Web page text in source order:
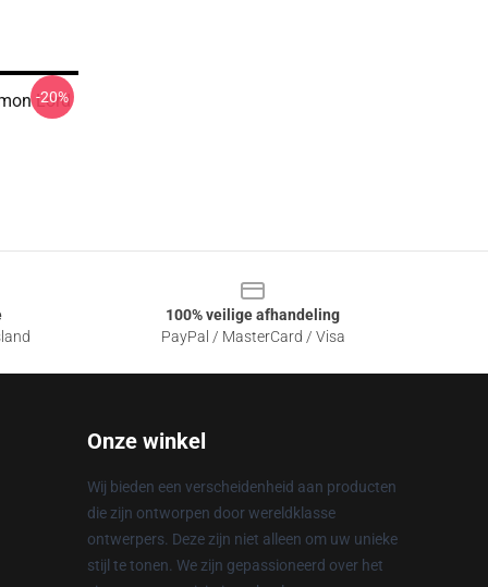
Lord
-20%
100% veilige afhandeling
PayPal / MasterCard / Visa
Onze winkel
Wij bieden een verscheidenheid aan producten
die zijn ontworpen door wereldklasse
ontwerpers. Deze zijn niet alleen om uw unieke
stijl te tonen. We zijn gepassioneerd over het